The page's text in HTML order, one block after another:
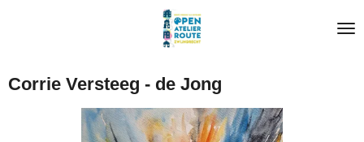
de
hoofdinhoud
Corrie Versteeg - de Jong